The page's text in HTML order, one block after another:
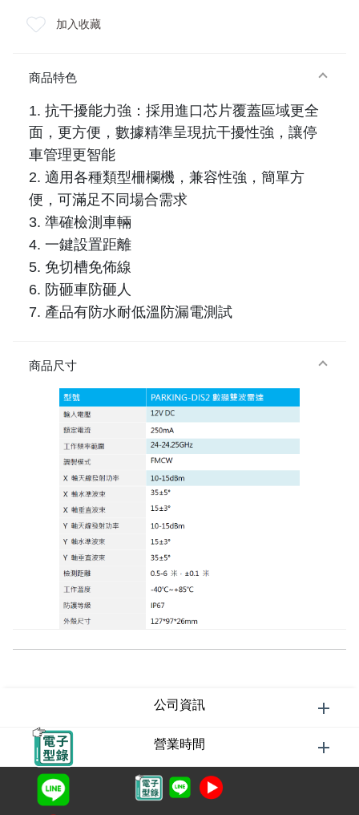
加入收藏
商品特色
1. 抗干擾能力強：採用進口芯片覆蓋區域更全
面，更方便，數據精準呈現抗干擾性強，讓停
車管理更智能
2. 適用各種類型柵欄機，兼容性強，簡單方
便，可滿足不同場合需求
3. 準確檢測車輛
4. 一鍵設置距離
5. 免切槽免佈線
6. 防砸車防砸人
7. 產品有防水耐低溫防漏電測試
商品尺寸
公司資訊
營業時間